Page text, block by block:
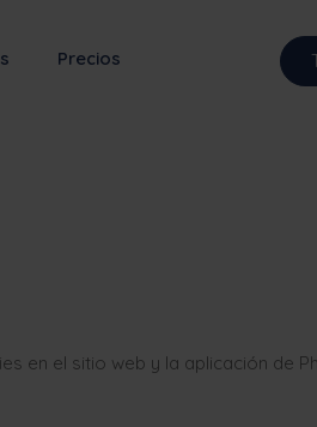
Precios
en el sitio web y la aplicación de